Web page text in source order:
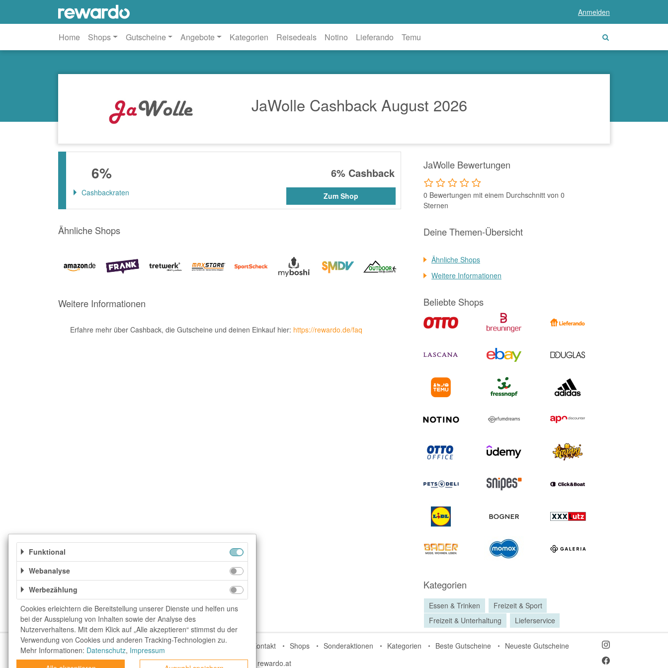
Anmelden
Home Shops Gutscheine Angebote Kategorien Reisedeals Notino Lieferando Temu
JaWolle Cashback August 2026
6% 6% Cashback
Cashbackraten Zum Shop
Ähnliche Shops
Weitere Informationen
Erfahre mehr über Cashback, die Gutscheine und deinen Einkauf hier: https://rewardo.de/faq
JaWolle Bewertungen
0 Bewertungen mit einem Durchschnitt von 0
Sternen
Deine Themen-Übersicht
Ähnliche Shops
Weitere Informationen
Beliebte Shops
Kategorien
Essen & Trinken
Freizeit & Sport
Freizeit & Unterhaltung
Lieferservice
Über uns Unser Team FAQ blog.rewardo.de Kontakt Shops Sonderaktionen Kategorien Beste Gutscheine
Neueste Gutscheine
Top Gutscheine
Exklusive Gutscheine rewardo.ch rewardo.at
Funktional
Webanalyse
Werbezählung
Cookies erleichtern die Bereitstellung unserer Dienste und helfen uns
bei der Ausspielung von Inhalten sowie der Analyse des
Nutzerverhaltens. Mit dem Klick auf „Alle akzeptieren“ stimmst du der
Verwendung von Cookies und anderen Tracking-Technologien zu.
Mehr Informationen: Datenschutz, Impressum